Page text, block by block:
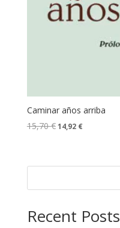
Caminar años arriba
15,70€14,92 €
Recent Posts